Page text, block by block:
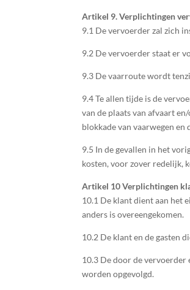
Artikel 9. Verplichtingen
9.1 De vervoerder zal zich
9.2 De vervoerder staat er
9.3 De vaarroute wordt
9.4 Te allen tijde is de
van de plaats van afvaart
blokkade van vaarwegen en
9.5 In de gevallen in het
kosten, voor zover redelijk,
Artikel 10 Verplichtingen
10.1 De klant dient aan het
anders is overeengekomen.
10.2 De klant en de gasten
10.3 De door de vervoerder
worden opgevolgd.